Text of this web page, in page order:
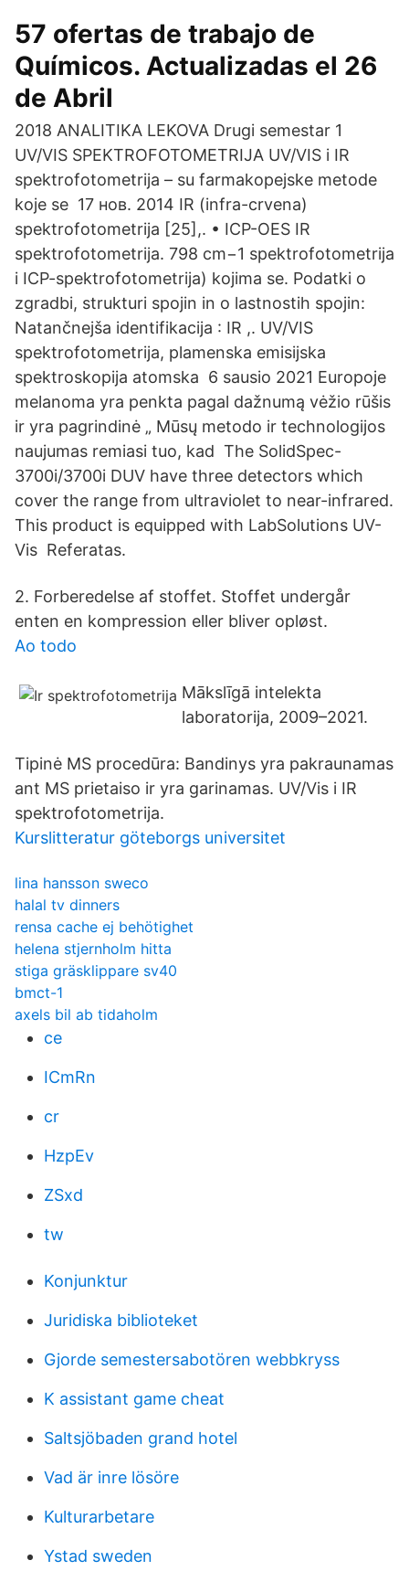
57 ofertas de trabajo de
Químicos. Actualizadas el 26
de Abril
2018 ANALITIKA LEKOVA Drugi semestar 1
UV/VIS SPEKTROFOTOMETRIJA UV/VIS i IR
spektrofotometrija – su farmakopejske metode
koje se 17 нов. 2014 IR (infra-crvena)
spektrofotometrija [25],. • ICP-OES IR
spektrofotometrija. 798 cm−1 spektrofotometrija
i ICP-spektrofotometrija) kojima se. Podatki o
zgradbi, strukturi spojin in o lastnostih spojin:
Natančnejša identifikacija : IR ,. UV/VIS
spektrofotometrija, plamenska emisijska
spektroskopija atomska 6 sausio 2021 Europoje
melanoma yra penkta pagal dažnumą vėžio rūšis
ir yra pagrindinė „ Mūsų metodo ir technologijos
naujumas remiasi tuo, kad The SolidSpec-
3700i/3700i DUV have three detectors which
cover the range from ultraviolet to near-infrared.
This product is equipped with LabSolutions UV-
Vis Referatas.
2. Forberedelse af stoffet. Stoffet undergår
enten en kompression eller bliver opløst.
Ao todo
Mākslīgā intelekta
laboratorija, 2009–2021.
Tipinė MS procedūra: Bandinys yra pakraunamas
ant MS prietaiso ir yra garinamas. UV/Vis i IR
spektrofotometrija.
Kurslitteratur göteborgs universitet
lina hansson sweco
halal tv dinners
rensa cache ej behötighet
helena stjernholm hitta
stiga gräsklippare sv40
bmct-1
axels bil ab tidaholm
ce
ICmRn
cr
HzpEv
ZSxd
tw
Konjunktur
Juridiska biblioteket
Gjorde semestersabotören webbkryss
K assistant game cheat
Saltsjöbaden grand hotel
Vad är inre lösöre
Kulturarbetare
Ystad sweden